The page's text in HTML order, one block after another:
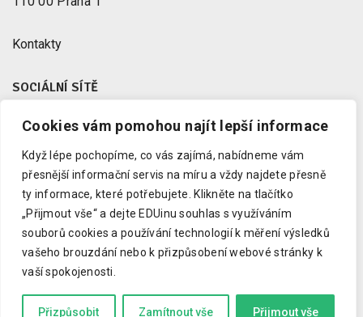
Cookies vám pomohou najít lepší informace
Když lépe pochopíme, co vás zajímá, nabídneme vám
přesnější informační servis na míru a vždy najdete přesně
ty informace, které potřebujete.
Klikněte na tlačítko
„Přijmout vše“ a dejte EDUinu souhlas s využíváním
souborů cookies a používání technologií k měření výsledků
vašeho brouzdání nebo k přizpůsobení webové stránky k
vaší spokojenosti.
Přizpůsobit Zamítnout vše Přijmout vše
Kontakty
SOCIÁLNÍ SÍTĚ
Facebook
Instagram
Youtube
LinkedIn
Copyright © 2023 EDUin, o. p. s.
Informujeme o vzdělávání.